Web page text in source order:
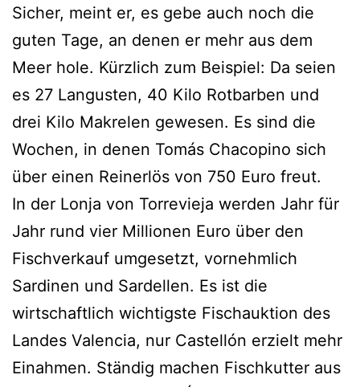
Sicher, meint er, es gebe auch noch die
guten Tage, an denen er mehr aus dem
Meer hole. Kürzlich zum Beispiel: Da seien
es 27 Langusten, 40 Kilo Rotbarben und
drei Kilo Makrelen gewesen. Es sind die
Wochen, in denen Tomás Chacopino sich
über einen Reinerlös von 750 Euro freut.
In der Lonja von Torrevieja werden Jahr für
Jahr rund vier Millionen Euro über den
Fischverkauf umgesetzt, vornehmlich
Sardinen und Sardellen. Es ist die
wirtschaftlich wichtigste Fischauktion des
Landes Valencia, nur Castellón erzielt mehr
Einahmen. Ständig machen Fischkutter aus